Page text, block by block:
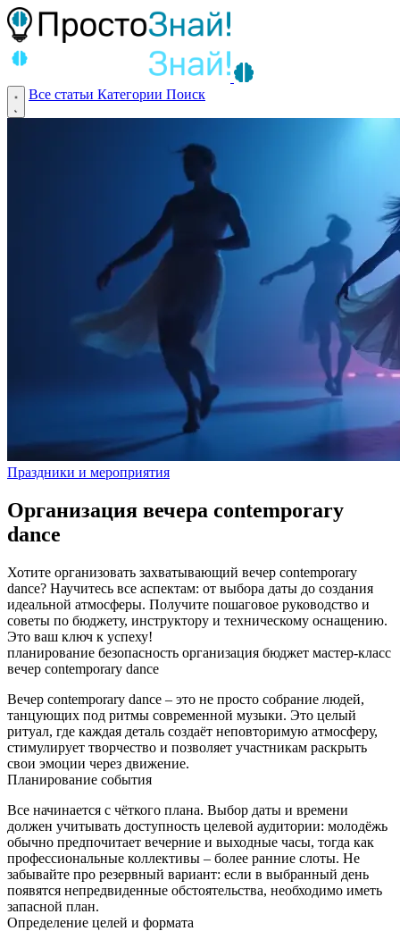
Все статьи Категории Поиск
Праздники и мероприятия
Организация вечера contemporary
dance
Хотите организовать захватывающий вечер contemporary
dance? Научитесь все аспектам: от выбора даты до создания
идеальной атмосферы. Получите пошаговое руководство и
советы по бюджету, инструктору и техническому оснащению.
Это ваш ключ к успеху!
планирование безопасность организация бюджет мастер-класс
вечер contemporary dance
Вечер contemporary dance – это не просто собрание людей,
танцующих под ритмы современной музыки. Это целый
ритуал, где каждая деталь создаёт неповторимую атмосферу,
стимулирует творчество и позволяет участникам раскрыть
свои эмоции через движение.
Планирование события
Все начинается с чёткого плана. Выбор даты и времени
должен учитывать доступность целевой аудитории: молодёжь
обычно предпочитает вечерние и выходные часы, тогда как
профессиональные коллективы – более ранние слоты. Не
забывайте про резервный вариант: если в выбранный день
появятся непредвиденные обстоятельства, необходимо иметь
запасной план.
Определение целей и формата